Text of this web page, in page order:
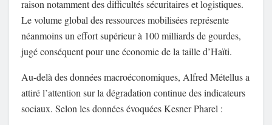
raison notamment des difficultés sécuritaires et logistiques.
Le volume global des ressources mobilisées représente
néanmoins un effort supérieur à 100 milliards de gourdes,
jugé conséquent pour une économie de la taille d’Haïti.
Au-delà des données macroéconomiques, Alfred Métellus a
attiré l’attention sur la dégradation continue des indicateurs
sociaux. Selon les données évoquées Kesner Pharel :